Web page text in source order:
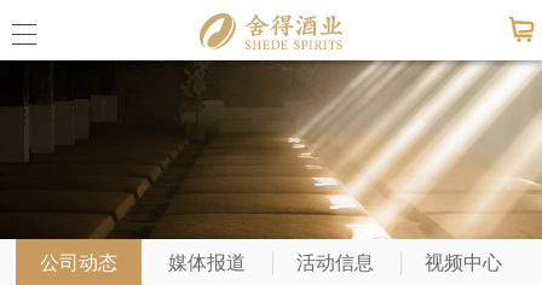
公司概
美狮贵
公司动态 媒体报道 活动信息 视频中心